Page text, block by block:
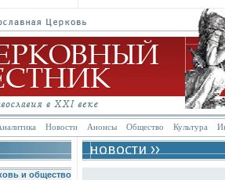
Новости Анонсы Общество Культура
и общество